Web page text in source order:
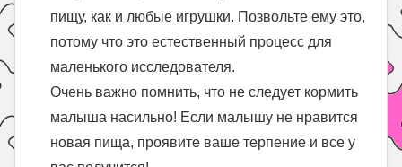
пищу, как и любые игрушки. Позвольте ему это,
потому что это естественный процесс для
маленького исследователя.
Очень важно помнить, что не следует кормить
малыша насильно! Если малышу не нравится
новая пища, проявите ваше терпение и все у